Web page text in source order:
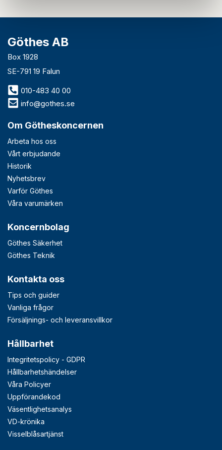
Göthes AB
Box 1928
SE-791 19 Falun
010-483 40 00
info@gothes.se
Om Götheskoncernen
Arbeta hos oss
Vårt erbjudande
Historik
Nyhetsbrev
Varför Göthes
Våra varumärken
Koncernbolag
Göthes Säkerhet
Göthes Teknik
Kontakta oss
Tips och guider
Vanliga frågor
Försäljnings- och leveransvillkor
Hållbarhet
Integritetspolicy - GDPR
Hållbarhetshändelser
Våra Policyer
Uppförandekod
Väsentlighetsanalys
VD-krönika
Visselblåsartjänst